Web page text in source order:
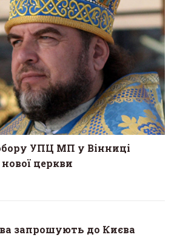
УПЦ МП у Вінниці
церкви
запрошують до Києва